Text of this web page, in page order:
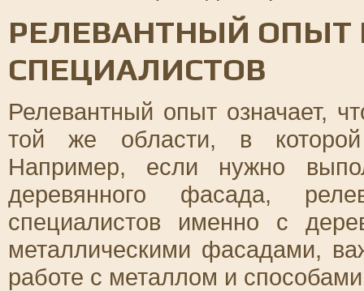
РЕЛЕВАНТНЫЙ
СПЕЦИАЛИСТОВ
Релевантный опыт означает,
той же области, в
Например, если нужно
деревянного фасада,
специалистов именно с
металлическими фасадами,
работе с металлом и